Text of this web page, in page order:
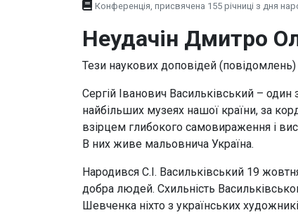
Конференція, присвячена 155 річниці з дня
Неудачін Дмитро
Тези наукових доповідей (повідомлень)
Сергій Іванович Васильківський – один
найбільших музеях нашої країни, за
взірцем глибокого самовираження і
В них живе мальовнича Україна.
Народився С.І. Васильківський 19
добра людей. Схильність
Шевченка ніхто з українських